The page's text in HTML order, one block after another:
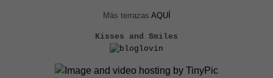
Más terrazas AQUÍ
Kisses and Smiles